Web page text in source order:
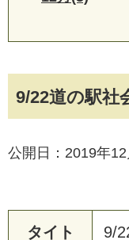
9/22道の駅社
公開日：2019年
タイト 9/2